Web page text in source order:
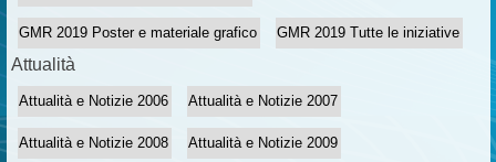
GMR 2019 Poster e materiale grafico GMR 2019 Tutte le iniziative
Attualità
Attualità e Notizie 2006 Attualità e Notizie 2007
Attualità e Notizie 2008 Attualità e Notizie 2009